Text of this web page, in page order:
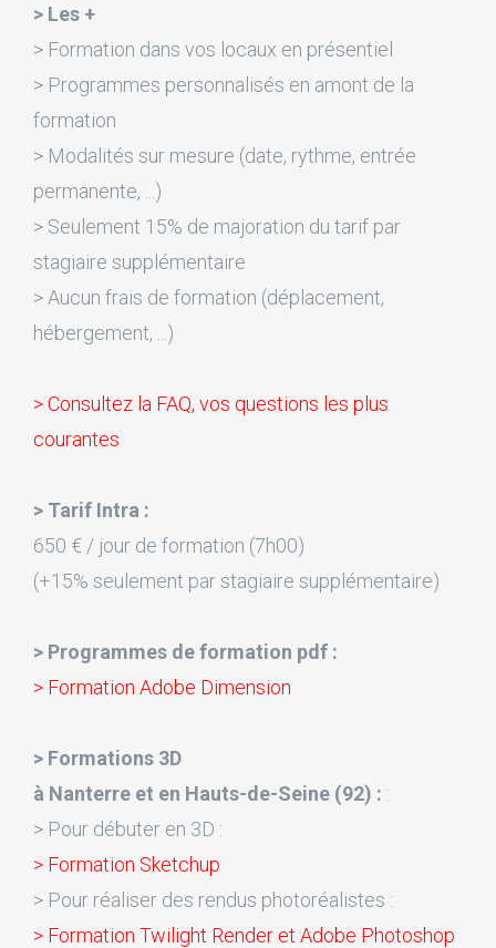
> Les +
> Formation dans vos locaux en présentiel
> Programmes personnalisés en amont de la
formation
> Modalités sur mesure (date, rythme, entrée
permanente, ...)
> Seulement 15% de majoration du tarif par
stagiaire supplémentaire
> Aucun frais de formation (déplacement,
hébergement, ...)
> Consultez la FAQ, vos questions les plus
courantes
> Tarif Intra :
650 € / jour de formation (7h00)
(+15% seulement par stagiaire supplémentaire)
> Programmes de formation pdf :
> Formation Adobe Dimension
> Formations 3D
à Nanterre et en Hauts-de-Seine (92) : :
> Pour débuter en 3D :
> Formation Sketchup
> Pour réaliser des rendus photoréalistes :
> Formation Twilight Render et Adobe Photoshop